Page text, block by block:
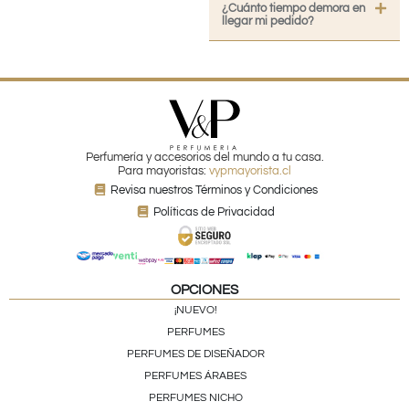
¿Cuánto tiempo demora en
llegar mi pedido?
Perfumería y accesorios del mundo a tu casa.
Para mayoristas: vypmayorista.cl
Revisa nuestros Términos y Condiciones
Políticas de Privacidad
OPCIONES
¡NUEVO!
PERFUMES
PERFUMES DE DISEÑADOR
PERFUMES ÁRABES
PERFUMES NICHO